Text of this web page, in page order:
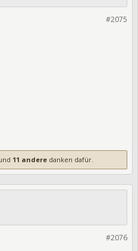
#2075
11 andere danken dafür.
#2076